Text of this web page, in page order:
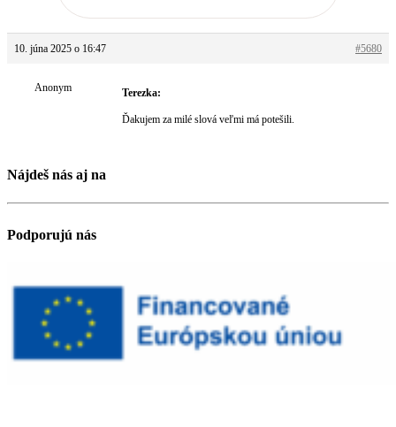
10. júna 2025 o 16:47 #5680
Anonym Terezka:
Ďakujem za milé slová veľmi má potešili.
Nájdeš nás aj na
Podporujú nás